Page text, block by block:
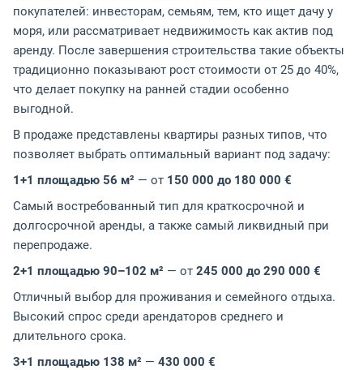
покупателей: инвесторам, семьям, тем, кто ищет дачу у
моря, или рассматривает недвижимость как актив под
аренду. После завершения строительства такие объекты
традиционно показывают рост стоимости от 25 до 40%,
что делает покупку на ранней стадии особенно
выгодной.
В продаже представлены квартиры разных типов, что
позволяет выбрать оптимальный вариант под задачу:
1+1 площадью 56 м² — от 150 000 до 180 000 €
Самый востребованный тип для краткосрочной и
долгосрочной аренды, а также самый ликвидный при
перепродаже.
2+1 площадью 90–102 м² — от 245 000 до 290 000 €
Отличный выбор для проживания и семейного отдыха.
Высокий спрос среди арендаторов среднего и
длительного срока.
3+1 площадью 138 м² — 430 000 €